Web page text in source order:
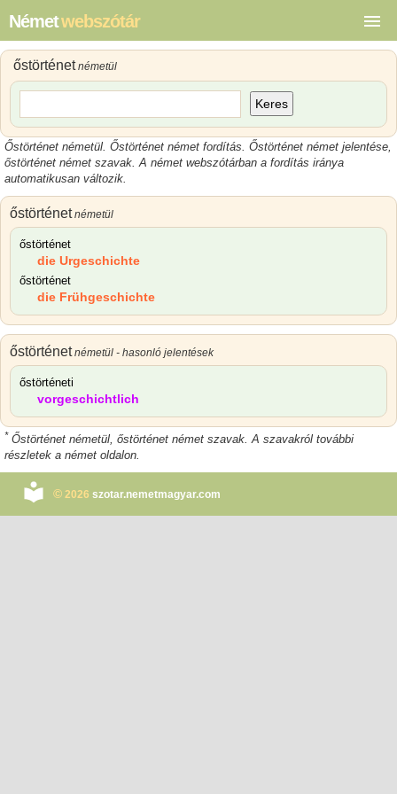
Németwebszótár
őstörténetnémetül
Keres
Őstörténet németül. Őstörténet német fordítás. Őstörténet német jelentése,
őstörténet német szavak. A német webszótárban a fordítás iránya
automatikusan változik.
őstörténetnémetül
őstörténet
die Urgeschichte
őstörténet
die Frühgeschichte
őstörténetnémetül - hasonló jelentések
őstörténeti
vorgeschichtlich
* Őstörténet németül, őstörténet német szavak. A szavakról további
részletek a német oldalon.
© 2026 szotar.nemetmagyar.com